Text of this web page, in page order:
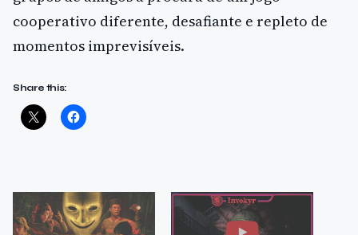
cooperativo diferente, desafiante e repleto de
momentos imprevisíveis.
Share this: